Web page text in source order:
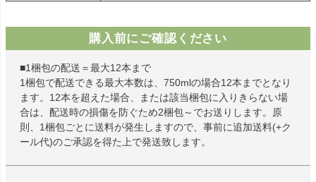
購入前にご確認ください
■1梱包の配送＝最大12本まで
1梱包で配送できる最大本数は、750mlの場合12本までとなり
ます。12本を超えた場合、または該当梱包に入りきらない場
合は、配送時の損傷を防ぐため2梱包～でお送りします。原
則、1梱包ごとに送料が発生しますので、事前に追加送料(+ク
ール代)のご承認を得た上で発送致します。